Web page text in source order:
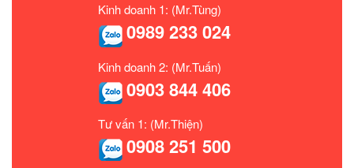
Kinh doanh 1: (Mr.Tùng)
0989 233 024
Kinh doanh 2: (Mr.Tuấn)
0903 844 406
Tư vấn 1: (Mr.Thiện)
0908 251 500